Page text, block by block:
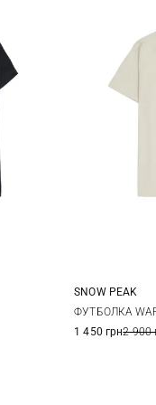
S
SNOW PEAK
ФУТБОЛКА
1 450 грн2 900